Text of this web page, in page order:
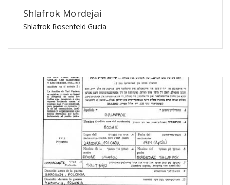
Shlafrok Mordejai
Shlafrok Rosenfeld Gucia